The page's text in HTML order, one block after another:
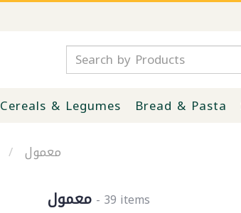
Cereals & Legumes Bread & Pasta
معمول
معمول - 39 items